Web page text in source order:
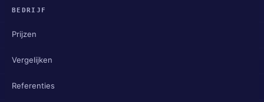
BEDRIJF
Prijzen
Vergelijken
Referenties